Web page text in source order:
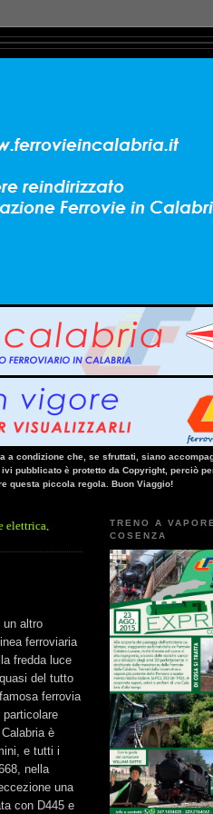
a condizione che, se sfruttati, siano
pubblicato è protetto da Copyright, perciò
questa piccola regola. Buon Viaggio!
linea Paola - Cosenza, causa
un altro
ferroviaria
fredda luce
del tutto
ferrovia
è
e tutti i
nella
una
con D445 e
TRENO A
COSENZA